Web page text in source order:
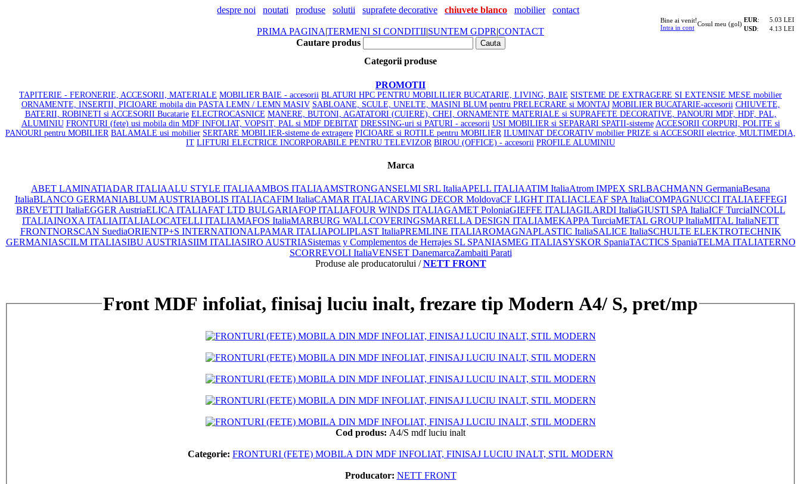
despre noi noutati produse solutii suprafete decorative chiuvete blanco mobilier contact
Bine ai venit!
Intra in cont Cosul meu (gol)
EUR:
5.03 LEI
USD: 4.13 LEI
PRIMA PAGINA|TERMENI SI CONDITII|SUNTEM GDPR|CONTACT
Cautare produs
Categorii produse
PROMOTII
TAPITERIE - FERONERIE, ACCESORII, MATERIALE MOBILIER BAIE - accesorii BLATURI HPC PENTRU MOBILILIER BUCATARIE, LIVING, BAIE SISTEME DE EXTRAGERE SI EXTENSIE MESE mobilier
ORNAMENTE, INSERTII, PICIOARE mobila din PASTA LEMN / LEMN MASIV SABLOANE, SCULE, UNELTE, MASINI BLUM pentru PRELECRARE si MONTAJ MOBILIER BUCATARIE-accesorii CHIUVETE,
BATERII, ROBINETI si ACCESORII Bucatarie ELECTROCASNICE MANERE, BUTONI, AGATATORI (CUIERE), CHEI, ORNAMENTE MATERIALE si SUPRAFETE DECORATIVE, PANOURI MDF, HDF, PAL,
ALUMINIU FRONTURI (fete) usi mobila din MDF INFOLIAT, VOPSIT, PAL si MDF DEBITAT DRESSING-uri si PATURI - accesorii USI MOBILIER si SEPARARI SPATII-sisteme ACCESORII CORPURI, POLITE si
PANOURI pentru MOBILIER BALAMALE usi mobilier SERTARE MOBILIER-sisteme de extragere PICIOARE si ROTILE pentru MOBILIER ILUMINAT DECORATIV mobilier PRIZE si ACCESORII electrice, MULTIMEDIA,
IT LIFTURI ELECTRICE INCORPORABILE PENTRU TELEVIZOR BIROU (OFFICE) - accesorii PROFILE ALUMINIU
Marca
ABET LAMINATIADAR ITALIAALU STYLE ITALIAAMBOS ITALIAAMSTRONGANSELMI SRL ItaliaAPELL ITALIAATIM ItaliaAtrom IMPEX SRLBACHMANN GermaniaBesana
ItaliaBLANCO GERMANIABLUM AUSTRIABOLIS ITALIACAFIM ItaliaCAMAR ITALIACARVING DECOR MoldovaCF LIGHT ITALIACLEAF SPA ItaliaCOMPAGNUCCI ITALIAEFFEGI
BREVETTI ItaliaEGGER AustriaELICA ITALIAFAT LTD BULGARIAFOP ITALIAFOUR WINDS ITALIAGAMET PoloniaGIEFFE ITALIAGILARDI ItaliaGIUSTI SPA ItaliaICF TurciaINCOLL
ITALIAINOXA ITALIAITALIALOCATELLI ITALIAMAFOS ItaliaMARBURG WALLCOVERINGSMARELLA DESIGN ITALIAMEKAPPA TurciaMETAL GROUP ItaliaMITAL ItaliaNETT
FRONTNORSCAN SuediaORIENTP+S INTERNATIONALPAMAR ITALIAPOLIPLAST ItaliaPREMLINE ITALIAROMAGNAPLASTIC ItaliaSALICE ItaliaSCHULTE ELEKTROTECHNIK
GERMANIASCILM ITALIASIBU AUSTRIASIIM ITALIASIRO AUSTRIASistemas y Complementos de Herrajes SL SPANIASMEG ITALIASYSKOR SpaniaTACTICS SpaniaTELMA ITALIATERNO
SCORREVOLI ItaliaVENSET DanemarcaZambaiti Parati
Produse ale producatorului /NETT FRONT
Front MDF infoliat, finisaj luciu inalt, frezare tip Modern A4/ S, pret/mp
Cod produs: A4/S mdf luciu inalt
Categorie: FRONTURI (FETE) MOBILA DIN MDF INFOLIAT, FINISAJ LUCIU INALT, STIL MODERN
Producator: NETT FRONT